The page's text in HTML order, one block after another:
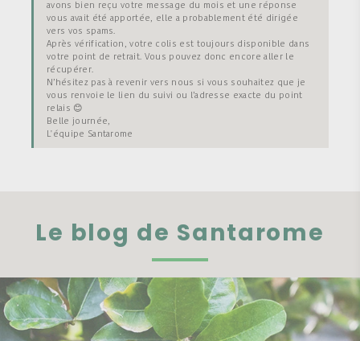
avons bien reçu votre message du mois et une réponse
vous avait été apportée, elle a probablement été dirigée
vers vos spams.
Après vérification, votre colis est toujours disponible dans
votre point de retrait. Vous pouvez donc encore aller le
récupérer.
N’hésitez pas à revenir vers nous si vous souhaitez que je
vous renvoie le lien du suivi ou l’adresse exacte du point
relais 😊
Belle journée,
L'équipe Santarome
Le blog de Santarome